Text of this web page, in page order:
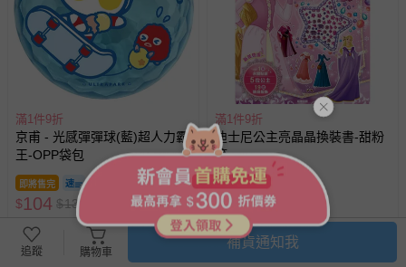
滿1件9折
京甫 - 光感彈彈球(藍)超人力霸
王-OPP袋包
即將售完
$104 $139
已售出 3
滿1件9折
迪士尼公主亮晶晶換裝書-甜粉
篇
即將售完
$134 $180
已售出 2
追蹤 購物車
補貨通知我